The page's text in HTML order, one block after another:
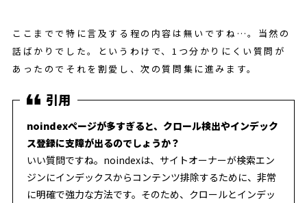
ここまでで特に言及する程の内容は無いですね…。当然の
話ばかりでした。というわけで、1つ分かりにくい質問が
あったのでそれを割愛し、次の質問集に進みます。
noindexページが多すぎると、クロール検出やインデック
ス登録に支障が出るのでしょうか？
いい質問ですね。noindexは、サイトオーナーが検索エン
ジンにインデックスからコンテンツ排除するために、非常
に明確で強力な方法です。そのため、クロールとインデッ